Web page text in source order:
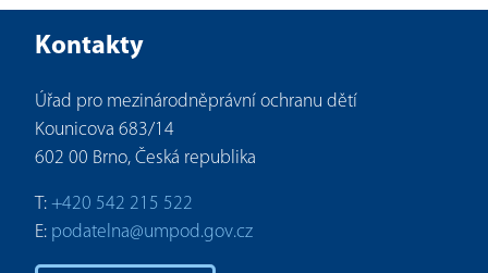
Kontakty
Úřad pro mezinárodněprávní ochranu dětí
Kounicova 683/14
602 00 Brno, Česká republika
T: +420 542 215 522
E: podatelna@umpod.gov.cz